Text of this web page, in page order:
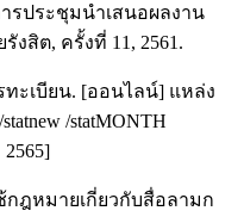
รประชุมนําเสนอผลงาน
สิต, ครั้งที่ 11, 2561.
ะเบียน. [ออนไลน์] แหล่ง
/statMONTH
2565]
ฎหมายเกี่ยวกับสื่อลามก